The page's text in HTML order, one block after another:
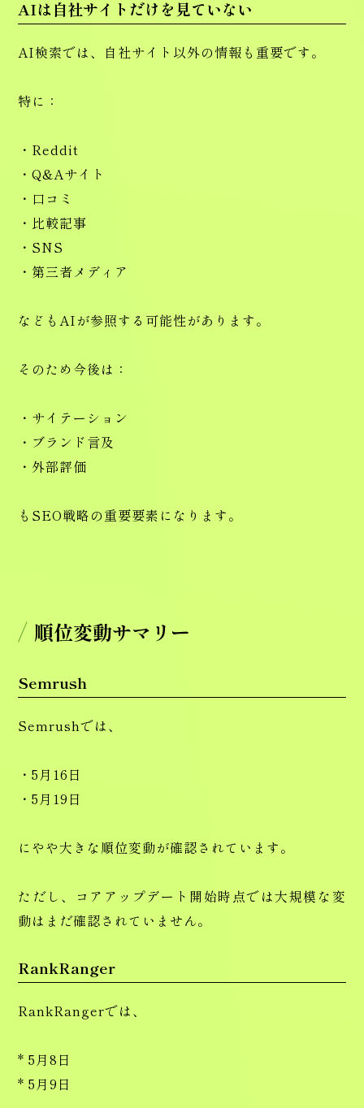
AIは自社サイトだけを見ていない
AI検索では、自社サイト以外の情報も重要です。
特に：
・Reddit
・Q&Aサイト
・口コミ
・比較記事
・SNS
・第三者メディア
などもAIが参照する可能性があります。
そのため今後は：
・サイテーション
・ブランド言及
・外部評価
もSEO戦略の重要要素になります。
順位変動サマリー
Semrush
Semrushでは、
・5月16日
・5月19日
にやや大きな順位変動が確認されています。
ただし、コアアップデート開始時点では大規模な変
動はまだ確認されていません。
RankRanger
RankRangerでは、
* 5月8日
* 5月9日